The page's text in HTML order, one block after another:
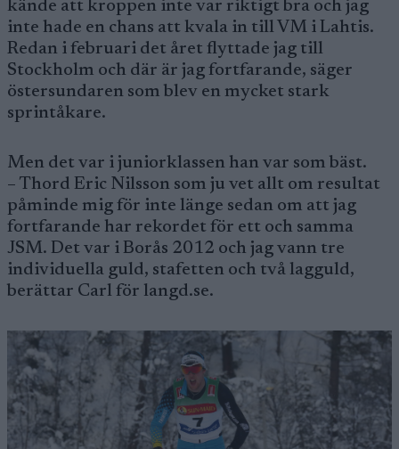
kände att kroppen inte var riktigt bra och jag
inte hade en chans att kvala in till VM i Lahtis.
Redan i februari det året flyttade jag till
Stockholm och där är jag fortfarande, säger
östersundaren som blev en mycket stark
sprintåkare.
Men det var i juniorklassen han var som bäst.
– Thord Eric Nilsson som ju vet allt om resultat
påminde mig för inte länge sedan om att jag
fortfarande har rekordet för ett och samma
JSM. Det var i Borås 2012 och jag vann tre
individuella guld, stafetten och två lagguld,
berättar Carl för langd.se.